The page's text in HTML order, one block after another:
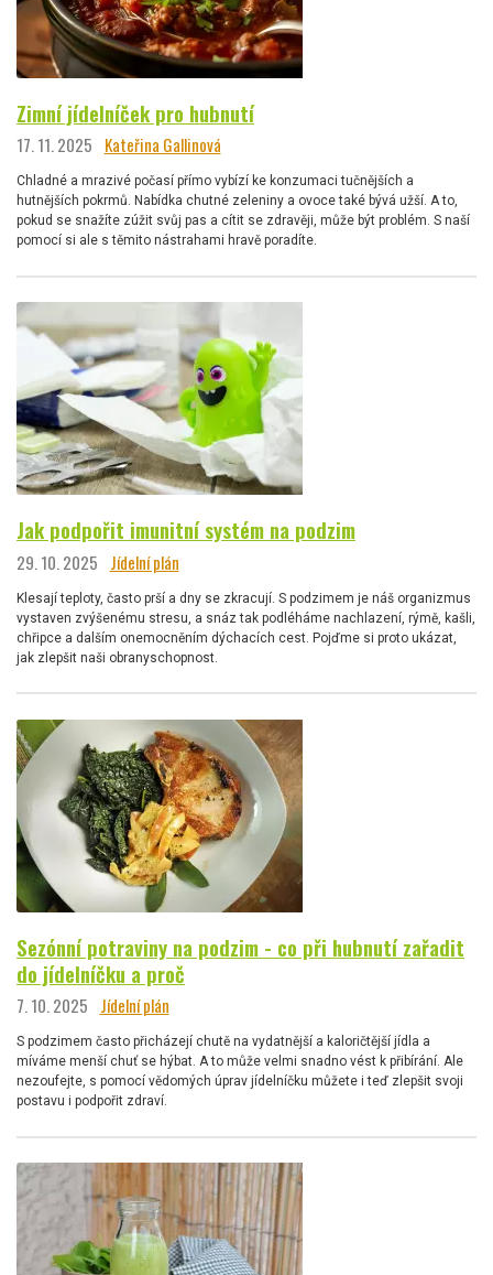
Zimní jídelníček pro hubnutí
17. 11. 2025 Kateřina Gallinová
Chladné a mrazivé počasí přímo vybízí ke konzumaci tučnějších a
hutnějších pokrmů. Nabídka chutné zeleniny a ovoce také bývá užší. A to,
pokud se snažíte zúžit svůj pas a cítit se zdravěji, může být problém. S naší
pomocí si ale s těmito nástrahami hravě poradíte.
Jak podpořit imunitní systém na podzim
29. 10. 2025 Jídelní plán
Klesají teploty, často prší a dny se zkracují. S podzimem je náš organizmus
vystaven zvýšenému stresu, a snáz tak podléháme nachlazení, rýmě, kašli,
chřipce a dalším onemocněním dýchacích cest. Pojďme si proto ukázat,
jak zlepšit naši obranyschopnost.
Sezónní potraviny na podzim - co při hubnutí zařadit
do jídelníčku a proč
7. 10. 2025 Jídelní plán
S podzimem často přicházejí chutě na vydatnější a kaloričtější jídla a
míváme menší chuť se hýbat. A to může velmi snadno vést k přibírání. Ale
nezoufejte, s pomocí vědomých úprav jídelníčku můžete i teď zlepšit svoji
postavu i podpořit zdraví.